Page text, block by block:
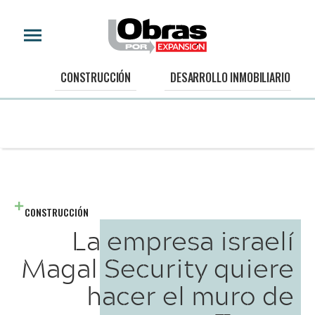
CONSTRUCCIÓN DESARROLLO INMOBILIARIO
CONSTRUCCIÓN
La empresa israelí
Magal Security quiere
hacer el muro de